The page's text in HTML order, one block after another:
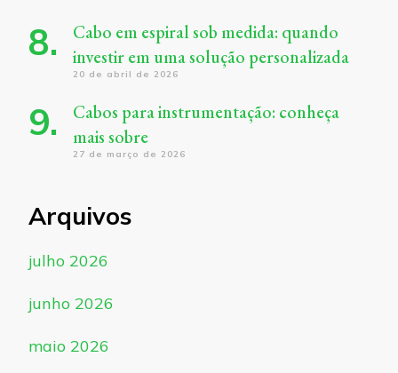
Cabo em espiral sob medida: quando
investir em uma solução personalizada
20 de abril de 2026
Cabos para instrumentação: conheça
mais sobre
27 de março de 2026
Arquivos
julho 2026
junho 2026
maio 2026